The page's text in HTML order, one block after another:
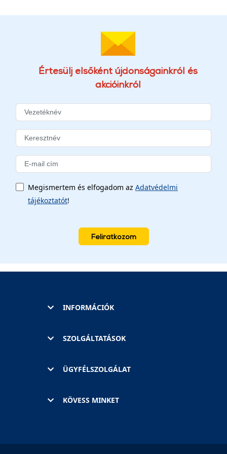
Értesülj elsőként újdonságainkról és
akcióinkról
Megismertem és elfogadom az Adatvédelmi
tájékoztatót!
Feliratkozom
INFORMÁCIÓK
SZOLGÁLTATÁSOK
ÜGYFÉLSZOLGÁLAT
KÖVESS MINKET